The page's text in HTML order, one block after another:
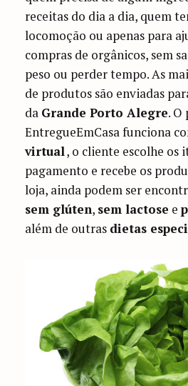
receitas do dia a dia, quem
locomoção ou apenas para
compras de orgânicos, sem
peso ou perder tempo. As
de produtos são enviadas
da Grande Porto Alegre. O
EntregueEmCasa funciona
virtual, o cliente escolhe os
pagamento e recebe os
loja, ainda podem ser
sem glúten, sem lactose e
além de outras dietas